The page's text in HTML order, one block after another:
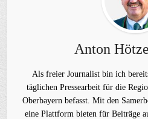
Anton
Als freier Journalist bin ich
täglichen Pressearbeit für die
Oberbayern befasst. Mit den
eine Plattform bieten für Beiträge